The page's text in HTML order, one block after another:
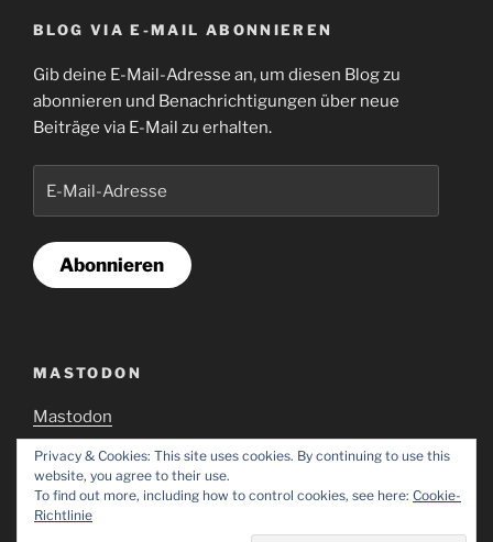
BLOG VIA E-MAIL ABONNIEREN
Gib deine E-Mail-Adresse an, um diesen Blog zu
abonnieren und Benachrichtigungen über neue
Beiträge via E-Mail zu erhalten.
Mail-
Abonnieren
MASTODON
Mastodon
Impressum & Datenschutzerklärung
Privacy & Cookies: This site uses cookies. By continuing to use this
website, you agree to their use.
To find out more, including how to control cookies, see here: Cookie-
Richtlinie